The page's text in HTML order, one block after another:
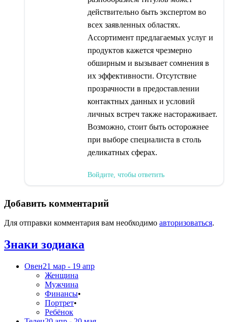
действительно быть экспертом во
всех заявленных областях.
Ассортимент предлагаемых услуг и
продуктов кажется чрезмерно
обширным и вызывает сомнения в
их эффективности. Отсутствие
прозрачности в предоставлении
контактных данных и условий
личных встреч также настораживает.
Возможно, стоит быть осторожнее
при выборе специалиста в столь
деликатных сферах.
Войдите, чтобы ответить
Добавить комментарий
Для отправки комментария вам необходимо авторизоваться.
Знаки зодиака
Овен21 мар - 19 апр
Женщина
Мужчина
Финансы•
Портрет•
Ребёнок